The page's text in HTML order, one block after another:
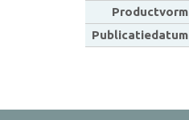
Productvorm
Publicatiedatum